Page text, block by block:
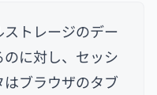
トレージのデー
に対し、セッシ
ブラウザのタブ